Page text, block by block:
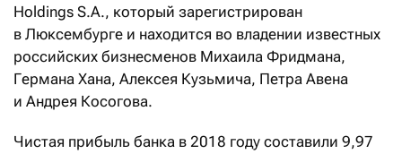
Holdings S.A., который зарегистрирован
в Люксембурге и находится во владении известных
российских бизнесменов Михаила Фридмана,
Германа Хана, Алексея Кузьмича, Петра Авена
и Андрея Косогова.
Чистая прибыль банка в 2018 году составили 9,97